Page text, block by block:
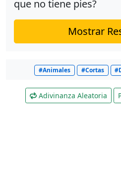
que no tiene pies?
Mostrar
#Animales #Cortas
Adivinanza Aleatoria